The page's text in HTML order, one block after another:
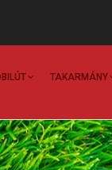
TAKARMÁNY